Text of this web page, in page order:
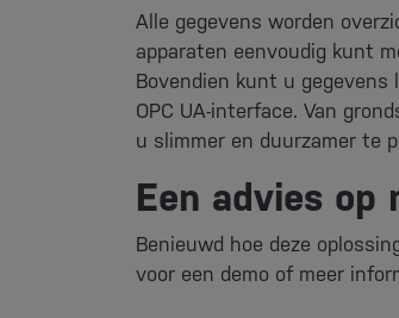
Alle gegevens worden
apparaten eenvoudig kunt
Bovendien kunt u gegevens
OPC UA-interface. Van
u slimmer en duurzamer te
Een advies op
Benieuwd hoe deze
voor een demo of meer